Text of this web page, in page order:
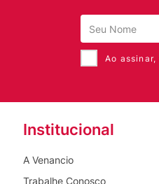
Ao
Institucional
A Venancio
Trabalhe Conosco